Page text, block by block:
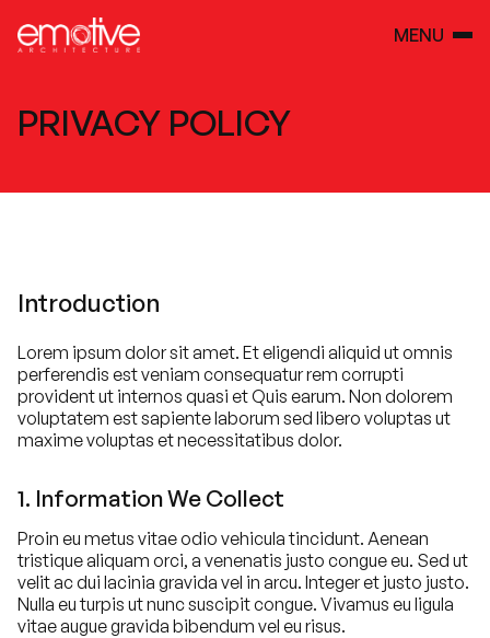
MENU
PRIVACY POLICY
Introduction
Lorem ipsum dolor sit amet. Et eligendi aliquid ut omnis
perferendis est veniam consequatur rem corrupti
provident ut internos quasi et Quis earum. Non dolorem
voluptatem est sapiente laborum sed libero voluptas ut
maxime voluptas et necessitatibus dolor.
1. Information We Collect
Proin eu metus vitae odio vehicula tincidunt. Aenean
tristique aliquam orci, a venenatis justo congue eu. Sed ut
velit ac dui lacinia gravida vel in arcu. Integer et justo justo.
Nulla eu turpis ut nunc suscipit congue. Vivamus eu ligula
vitae augue gravida bibendum vel eu risus.